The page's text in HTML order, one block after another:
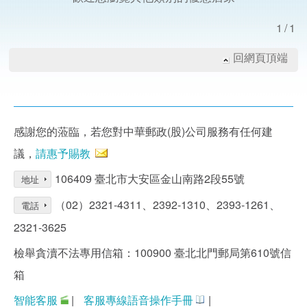
1/1
回網頁頂端
感謝您的蒞臨，若您對中華郵政(股)公司服務有任何建
議， 請惠予賜教
地址 106409 臺北市大安區金山南路2段55號
電話
（02）2321-4311、2392-1310、2393-1261、
2321-3625
檢舉貪瀆不法專用信箱：100900 臺北北門郵局第610號信
箱
智能客服
| 客服專線語音操作手冊 |